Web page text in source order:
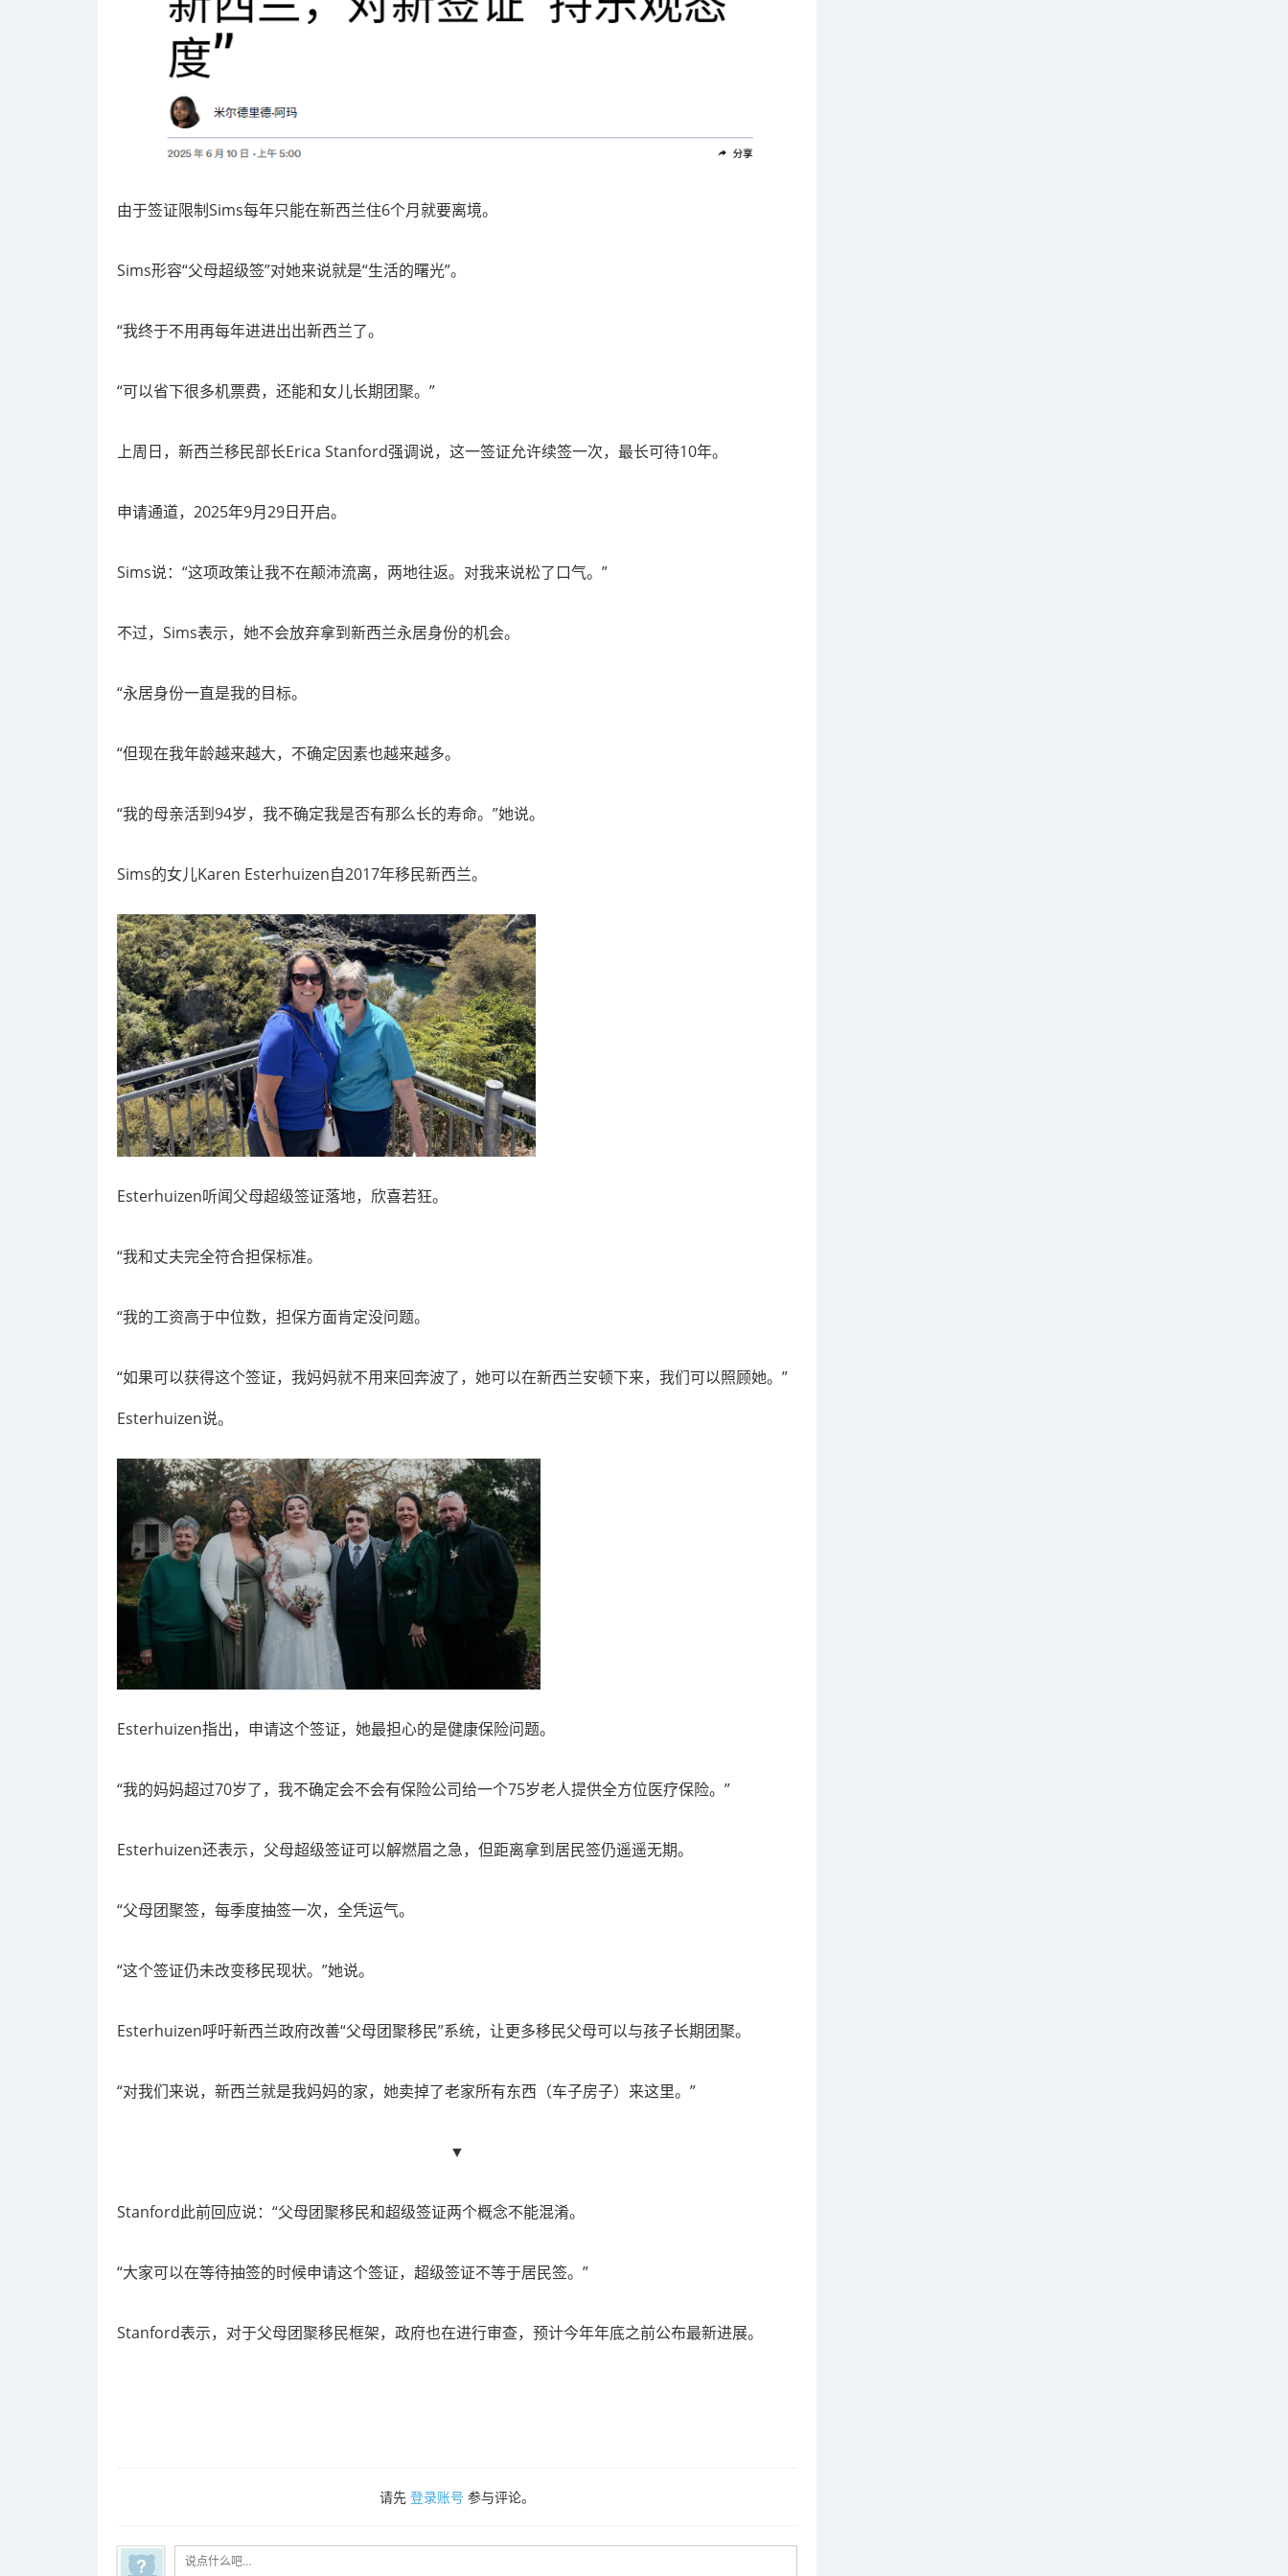
由于签证限制Sims每年只能在新西兰住6个月就要离境。
Sims形容“父母超级签”对她来说就是“生活的曙光”。
“我终于不用再每年进进出出新西兰了。
“可以省下很多机票费，还能和女儿长期团聚。”
上周日，新西兰移民部长Erica Stanford强调说，这一签证允许续签一次，最长可待10年。
申请通道，2025年9月29日开启。
Sims说：“这项政策让我不在颠沛流离，两地往返。对我来说松了口气。”
不过，Sims表示，她不会放弃拿到新西兰永居身份的机会。
“永居身份一直是我的目标。
“但现在我年龄越来越大，不确定因素也越来越多。
“我的母亲活到94岁，我不确定我是否有那么长的寿命。”她说。
Sims的女儿Karen Esterhuizen自2017年移民新西兰。
Esterhuizen听闻父母超级签证落地，欣喜若狂。
“我和丈夫完全符合担保标准。
“我的工资高于中位数，担保方面肯定没问题。
“如果可以获得这个签证，我妈妈就不用来回奔波了，她可以在新西兰安顿下来，我们可以照顾她。”
Esterhuizen说。
Esterhuizen指出，申请这个签证，她最担心的是健康保险问题。
“我的妈妈超过70岁了，我不确定会不会有保险公司给一个75岁老人提供全方位医疗保险。”
Esterhuizen还表示，父母超级签证可以解燃眉之急，但距离拿到居民签仍遥遥无期。
“父母团聚签，每季度抽签一次，全凭运气。
“这个签证仍未改变移民现状。”她说。
Esterhuizen呼吁新西兰政府改善“父母团聚移民”系统，让更多移民父母可以与孩子长期团聚。
“对我们来说，新西兰就是我妈妈的家，她卖掉了老家所有东西（车子房子）来这里。”
▼
Stanford此前回应说：“父母团聚移民和超级签证两个概念不能混淆。
“大家可以在等待抽签的时候申请这个签证，超级签证不等于居民签。”
Stanford表示，对于父母团聚移民框架，政府也在进行审查，预计今年年底之前公布最新进展。
请先 登录账号 参与评论。